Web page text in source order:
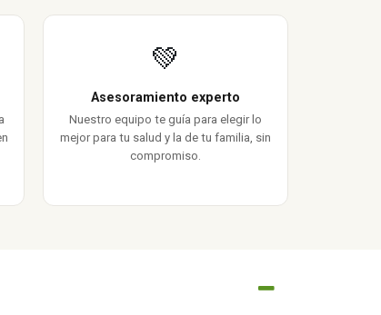
💚
Asesoramiento experto
Nuestro equipo te guía para elegir lo
mejor para tu salud y la de tu familia, sin
compromiso.